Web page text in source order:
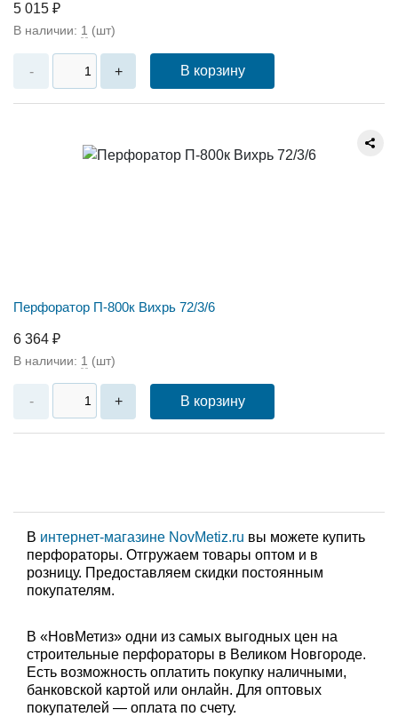
5 015 ₽
В наличии: 1 (шт)
- + В корзину
Перфоратор П-800к Вихрь 72/3/6
6 364 ₽
В наличии: 1 (шт)
- + В корзину
В интернет-магазине NovMetiz.ru вы можете купить
перфораторы. Отгружаем товары оптом и в
розницу. Предоставляем скидки постоянным
покупателям.
В «НовМетиз» одни из самых выгодных цен на
строительные перфораторы в Великом Новгороде.
Есть возможность оплатить покупку наличными,
банковской картой или онлайн. Для оптовых
покупателей — оплата по счету.